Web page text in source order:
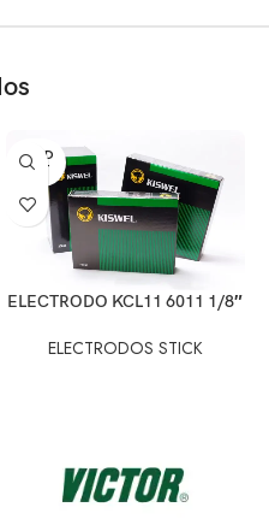
SOLD
OUT
ELECTRODO KCL11 6011 1/8″
ELECTRODOS STICK